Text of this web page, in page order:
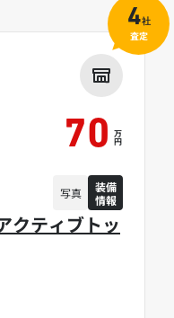
クティブトッ
70 万
円
写真
装備
情報
4社
査定